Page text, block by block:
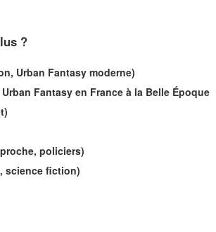
?
Urban Fantasy moderne)
Fantasy en France à la Belle Époque
policiers)
science fiction)